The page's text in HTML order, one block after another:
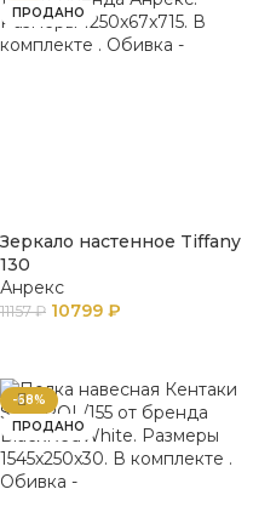
ПРОДАНО
Зеркало настенное Tiffany
130
Анрекс
11157₽ 10799 ₽
-68%
ПРОДАНО